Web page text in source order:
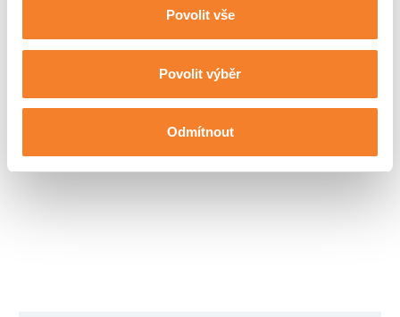
Povolit vše
Povolit výběr
Odmítnout
Fiori D90SW